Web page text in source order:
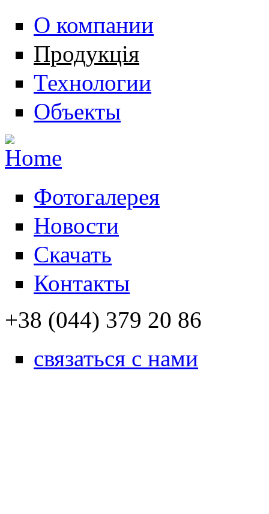
О компании
Продукція
Технологии
Объекты
Фотогалерея
Новости
Скачать
Контакты
+38 (044) 379 20 86
связаться с нами